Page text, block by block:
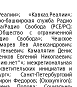
«Кавказ.Реалии»;
башкирская служба Радио
Свобода (PCE/PC);
с ограниченной
Свобода»; Чешское
Лев Александрович;
Камалягин Денис
Евгений Николаевич;
межрегиональная
инициатив и
Санкт-Петербургский
Федоров; (Oxxxymiron);